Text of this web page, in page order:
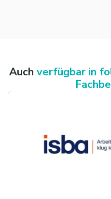
Auch verfügbar in